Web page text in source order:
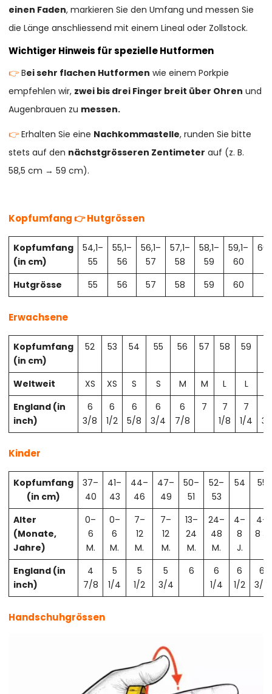
einen Faden, markieren Sie den Umfang und messen Sie
die Länge anschliessend mit einem Lineal oder Zollstock.
Wichtiger Hinweis für spezielle Hutformen
👉Bei sehr flachen Hutformen wie einem Porkpie
empfehlen wir, zwei bis drei Finger breit über Ohren und
Augenbrauen zu messen.
👉Erhalten Sie eine Nachkommastelle, runden Sie bitte
stets auf den nächstgrösseren Zentimeter auf (z. B.
58,5 cm → 59 cm).
Kopfumfang 👉 Hutgrössen
Kopfumfang
(in cm)
54,1–
55
55,1–
56
56,1–
57
57,1–
58
58,1–
59
59,1–
60
Hutgrösse
55 56 57 58 59 60
Erwachsene
Kopfumfang
(in cm)
52 53 54 55 56 57 58 59
Weltweit XS XS S S M M L L
England (in
inch)
6
3/8
6
1/2
6
5/8
6
3/4
6
7/8
7
7
1/8
7
1/4
Kinder
Kopfumfang
(in cm)
37–
40
41–
43
44–
46
47–
49
50–
51
52–
53
54 55
Alter
(Monate,
Jahre)
0–
6
M.
0–
6
M.
7–
12
M.
7–
12
M.
13–
24
M.
24–
48
M.
4–
8
J.
4–
8 J.
England (in
inch)
4
7/8
5
1/4
5
1/2
5
3/4
6
6
1/4
6
1/2
6
3/4
Handschuhgrössen